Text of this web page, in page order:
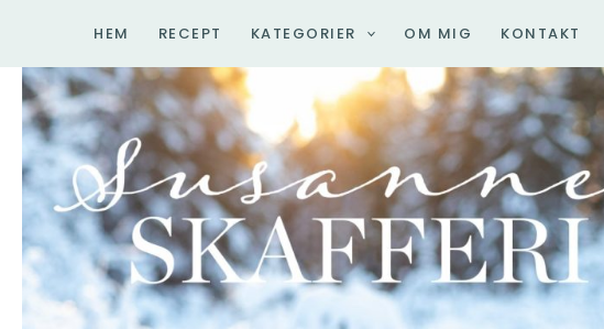
innehåll
HEM RECEPT KATEGORIER OM MIG KONTAKT